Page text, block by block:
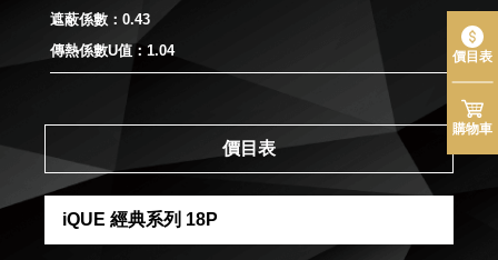
遮蔽係數：0.43
傳熱係數U值：1.04
價目表
iQUE 經典系列 18P
價目表
購物車